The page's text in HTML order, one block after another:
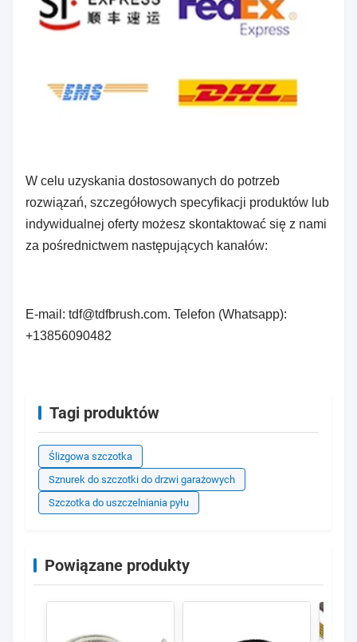
W celu uzyskania dostosowanych do potrzeb
rozwiązań, szczegółowych specyfikacji produktów lub
indywidualnej oferty możesz skontaktować się z nami
za pośrednictwem następujących kanałów:
E-mail: tdf@tdfbrush.com. Telefon (Whatsapp):
+13856090482
Tagi produktów
Ślizgowa szczotka
Sznurek do szczotki do drzwi garażowych
Szczotka do uszczelniania pyłu
Powiązane produkty